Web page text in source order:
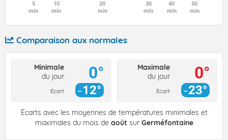
5
min
10
min
20
min
30
min
40
min
50
min
Comparaison aux normales
Minimale
du jour
Ecart
0°
12°
Maximale
du jour
Ecart
0°
23°
Écarts avec les moyennes de températures minimales et
maximales du mois de août sur Germéfontaine